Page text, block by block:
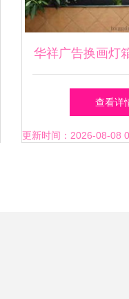
华祥广告换画灯
片,华祥广告换
家高清图片 宿迁
查看详
更新时间：2026-08-08